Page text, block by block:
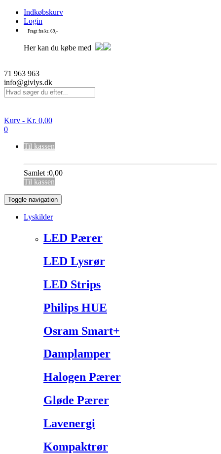
Indkøbskurv
Login
Fragt fra kr. 69,-
Her kan du købe med
71 963 963
info@givlys.dk
Kurv - Kr. 0,00
0
Til kassen
Samlet :0,00
Til kassen
Toggle navigation
Lyskilder
LED Pærer
LED Lysrør
LED Strips
Philips HUE
Osram Smart+
Damplamper
Halogen Pærer
Gløde Pærer
Lavenergi
Kompaktrør